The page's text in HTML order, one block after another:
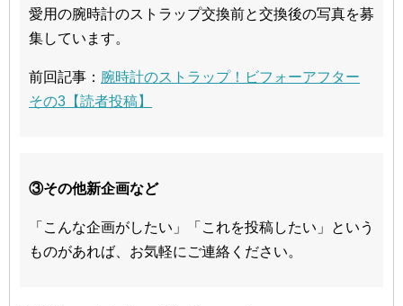
愛用の腕時計のストラップ交換前と交換後の写真を募
集しています。
前回記事： 腕時計のストラップ！ビフォーアフター
その3【読者投稿】
③その他新企画など
「こんな企画がしたい」「これを投稿したい」という
ものがあれば、お気軽にご連絡ください。